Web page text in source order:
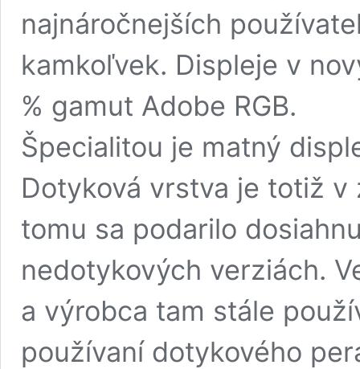
najnáročnejších
kamkoľvek. Displeje v
% gamut Adobe RGB.
Špecialitou je matný
Dotyková vrstva je totiž v
tomu sa podarilo
nedotykových verziách.
a výrobca tam stále
používaní dotykového